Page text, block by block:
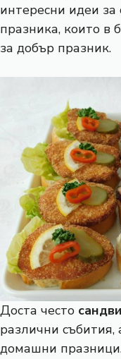
интересни идеи за
празника, които в
за добър празник.
Доста често
различни събития,
домашни